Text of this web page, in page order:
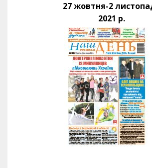
27 жовтня-2
2021 р.